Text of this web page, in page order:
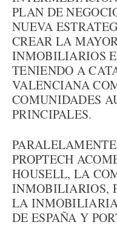
PLAN DE
NUEVA
CREAR LA
INMOBILIARIOS
TENIENDO A
VALENCIANA
COMUNIDADES
PRINCIPALES.
PROPTECH
HOUSELL, LA
INMOBILIARIOS,
LA
DE ESPAÑA Y